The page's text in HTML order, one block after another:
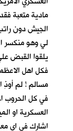
مادية متعبة
الجيش دون
لي وهو منكسر
يلقوا القبض
فكل اهل
مسالم ! لم أوذِ
في كل الحروب
العسكرية او
اشارك في اي